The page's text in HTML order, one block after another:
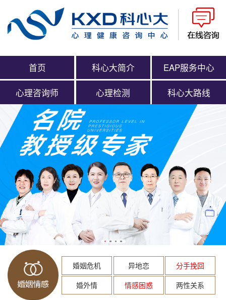
首页 科心大简介 EAP服务中心
心理咨询师 心理检测 科心大路线
婚姻危机 异地恋
分手挽回
婚外情
情感困惑 两性关系